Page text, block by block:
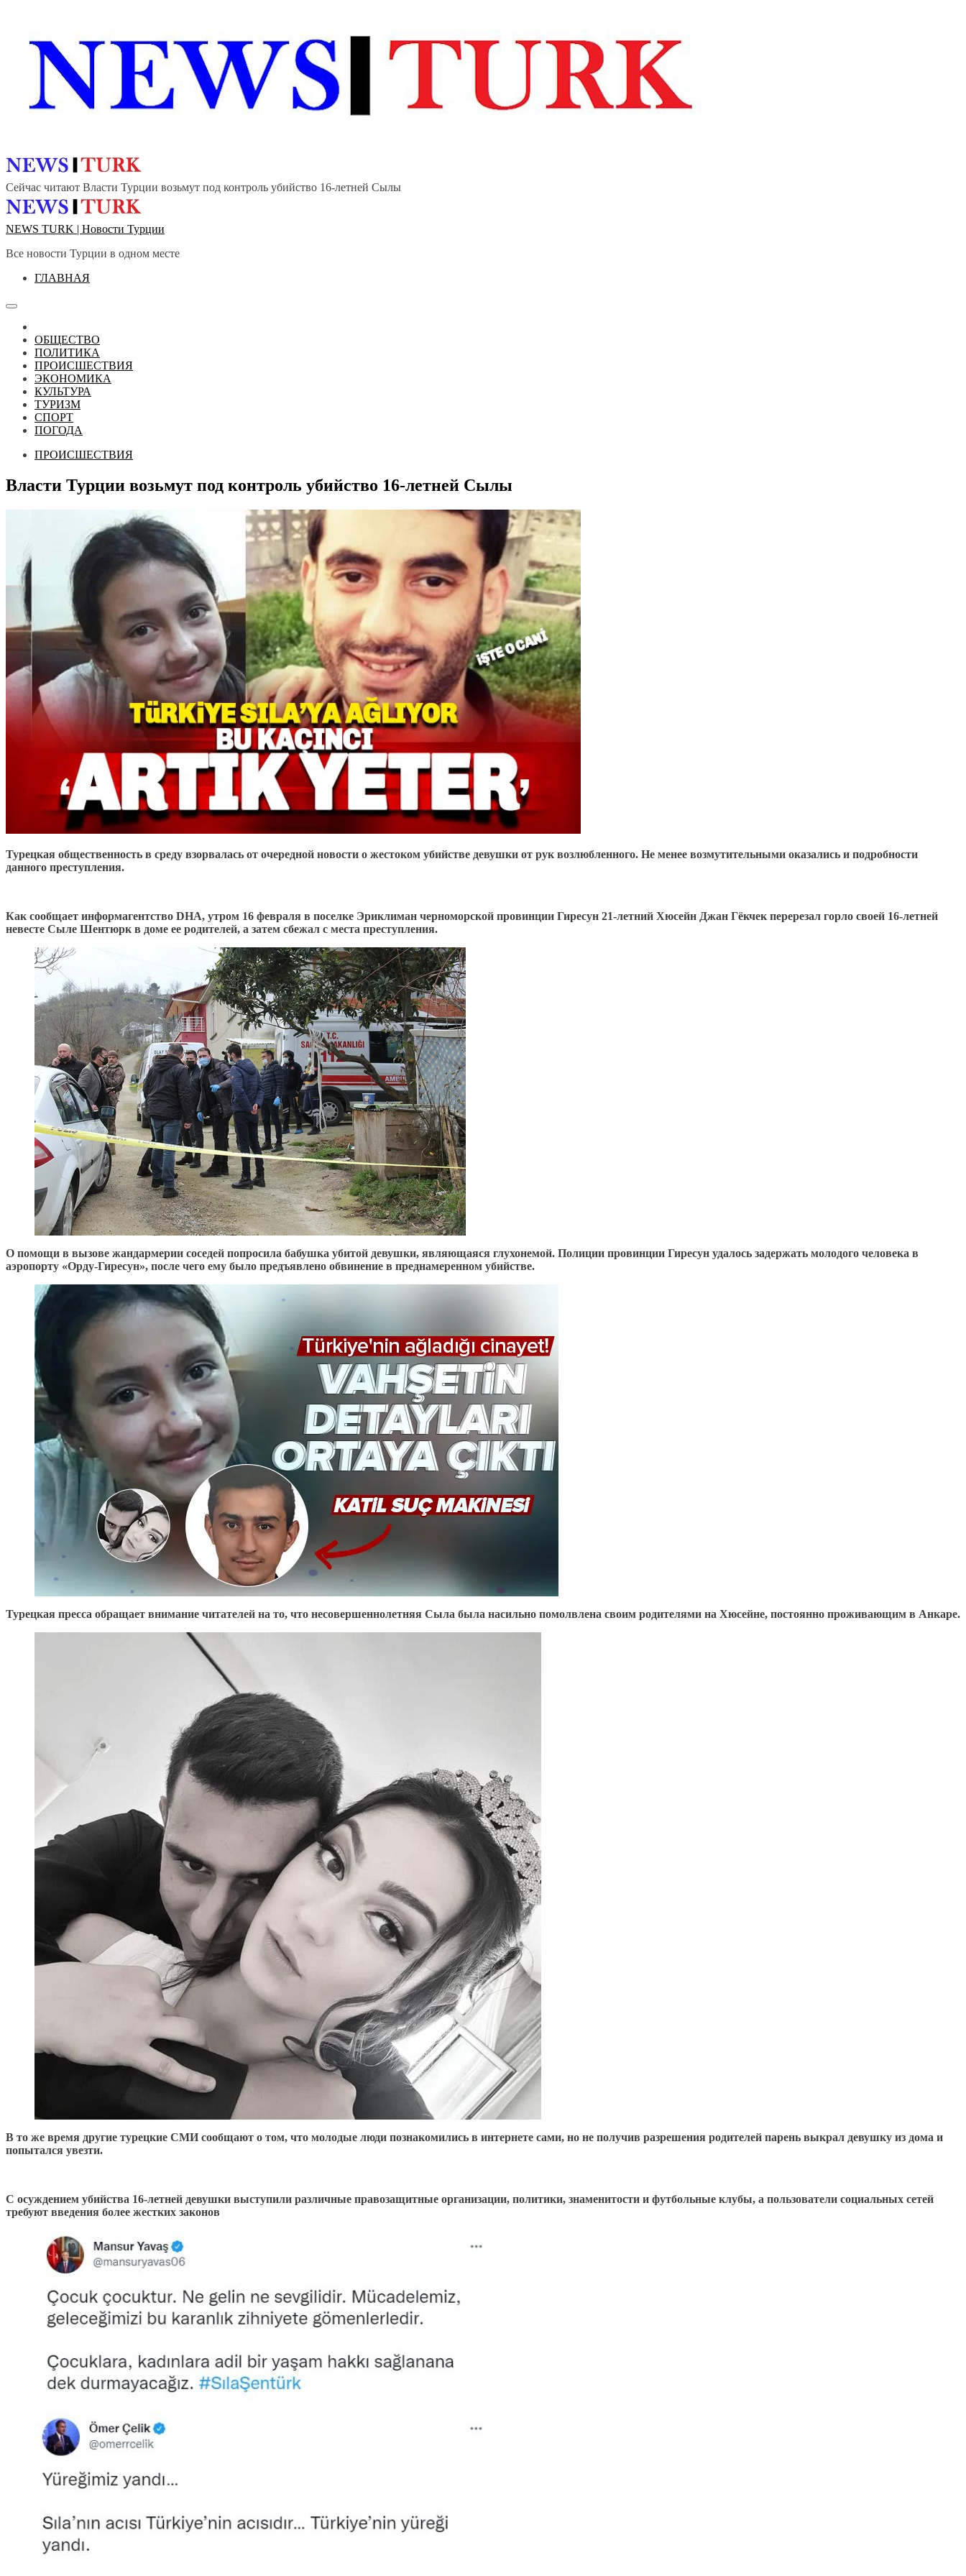
Сейчас читают Власти Турции возьмут под контроль убийство 16-летней Сылы
NEWS TURK | Новости Турции
Все новости Турции в одном месте
ГЛАВНАЯ
Главное
ОБЩЕСТВО
ПОЛИТИКА
ПРОИСШЕСТВИЯ
ЭКОНОМИКА
КУЛЬТУРА
ТУРИЗМ
СПОРТ
ПОГОДА
ПРОИСШЕСТВИЯ
Власти Турции возьмут под контроль убийство 16-летней Сылы
Турецкая общественность в среду взорвалась от очередной новости о жестоком убийстве девушки от рук возлюбленного. Не менее возмутительными оказались и подробности
данного преступления.
Как сообщает информагентство DHA, утром 16 февраля в поселке Эриклиман черноморской провинции Гиресун 21-летний Хюсейн Джан Гёкчек перерезал горло своей 16-летней
невесте Сыле Шентюрк в доме ее родителей, а затем сбежал с места преступления.
О помощи в вызове жандармерии соседей попросила бабушка убитой девушки, являющаяся глухонемой. Полиции провинции Гиресун удалось задержать молодого человека в
аэропорту «Орду-Гиресун», после чего ему было предъявлено обвинение в преднамеренном убийстве.
Турецкая пресса обращает внимание читателей на то, что несовершеннолетняя Сыла была насильно помолвлена своим родителями на Хюсейне, постоянно проживающим в Анкаре.
В то же время другие турецкие СМИ сообщают о том, что молодые люди познакомились в интернете сами, но не получив разрешения родителей парень выкрал девушку из дома и
попытался увезти.
С осуждением убийства 16-летней девушки выступили различные правозащитные организации, политики, знаменитости и футбольные клубы, а пользователи социальных сетей
требуют введения более жестких законов